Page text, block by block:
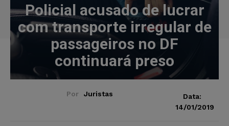
Policial acusado de lucrar
com transporte irregular de
passageiros no DF
continuará preso
Por Juristas
Data:
14/01/2019